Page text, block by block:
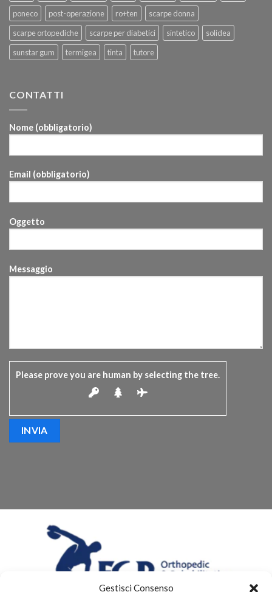
Gestisci Consenso
poneco
post-operazione ro+ten
scarpe donna
scarpe ortopediche
scarpe per diabetici sintetico
solidea
sunstar gum
termigea tinta tutore
CONTATTI
Nome (obbligatorio)
Email (obbligatorio)
Oggetto
Messaggio
Please prove you are human by selecting the tree.